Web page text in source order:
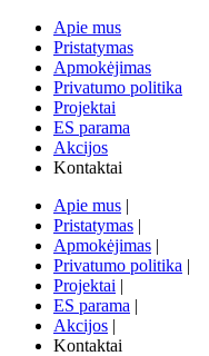
Apie mus
Pristatymas
Apmokėjimas
Privatumo politika
Projektai
ES parama
Akcijos
Kontaktai
Apie mus |
Pristatymas |
Apmokėjimas |
Privatumo politika |
Projektai |
ES parama |
Akcijos |
Kontaktai